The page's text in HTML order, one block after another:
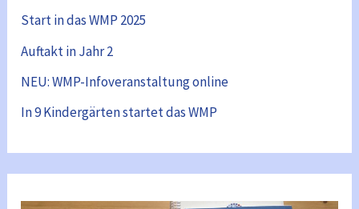
Start in das WMP 2025
Auftakt in Jahr 2
NEU: WMP-Infoveranstaltung online
In 9 Kindergärten startet das WMP